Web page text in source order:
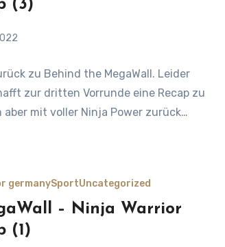
(3)
zu Behind the MegaWall. Leider
zur dritten Vorrunde eine Recap zu
mit voller Ninja Power zurück…
germanySportUncategorized
– Ninja Warrior
(1)